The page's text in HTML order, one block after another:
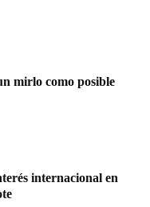
mirlo como posible
internacional en